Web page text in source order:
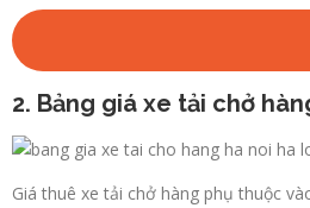
2. Bảng giá xe tải chở
Giá thuê xe tải chở hàng phụ thuộc